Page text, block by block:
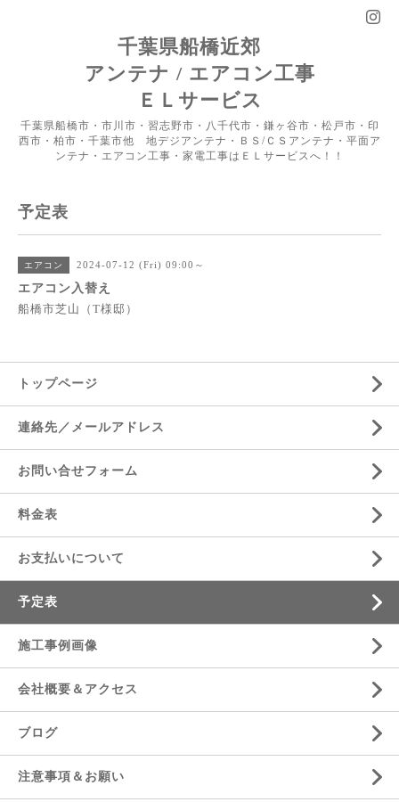
千葉県船橋近郊
アンテナ / エアコン工事
ＥＬサービス
千葉県船橋市・市川市・習志野市・八千代市・鎌ヶ谷市・松戸市・印
西市・柏市・千葉市他 地デジアンテナ・ＢＳ/ＣＳアンテナ・平面ア
ンテナ・エアコン工事・家電工事はＥＬサービスへ！！
予定表
エアコン 2024-07-12 (Fri) 09:00～
エアコン入替え
船橋市芝山（T様邸）
トップページ
連絡先／メールアドレス
お問い合せフォーム
料金表
お支払いについて
予定表
施工事例画像
会社概要＆アクセス
ブログ
注意事項＆お願い